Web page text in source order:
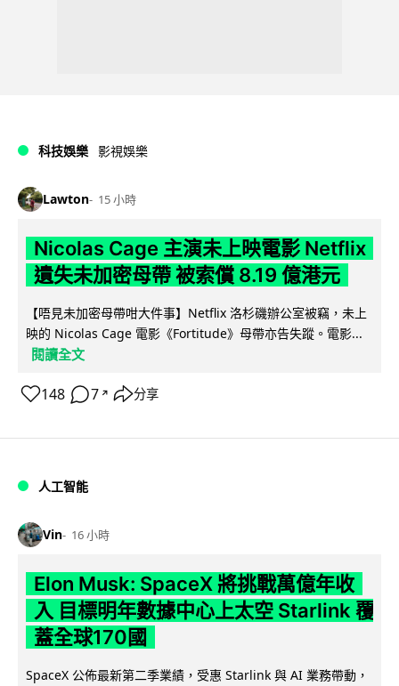
科技娛樂 影視娛樂
Lawton 15 小時
Nicolas Cage 主演未上映電影 Netflix
遺失未加密母帶 被索償 8.19 億港元
【唔見未加密母帶咁大件事】Netflix 洛杉磯辦公室被竊，未上
映的 Nicolas Cage 電影《Fortitude》母帶亦告失蹤。電影...
閱讀全文
148 7 ↗ 分享
人工智能
Vin 16 小時
Elon Musk: SpaceX 將挑戰萬億年收
入 目標明年數據中心上太空 Starlink 覆
蓋全球170國
SpaceX 公佈最新第二季業績，受惠 Starlink 與 AI 業務帶動，